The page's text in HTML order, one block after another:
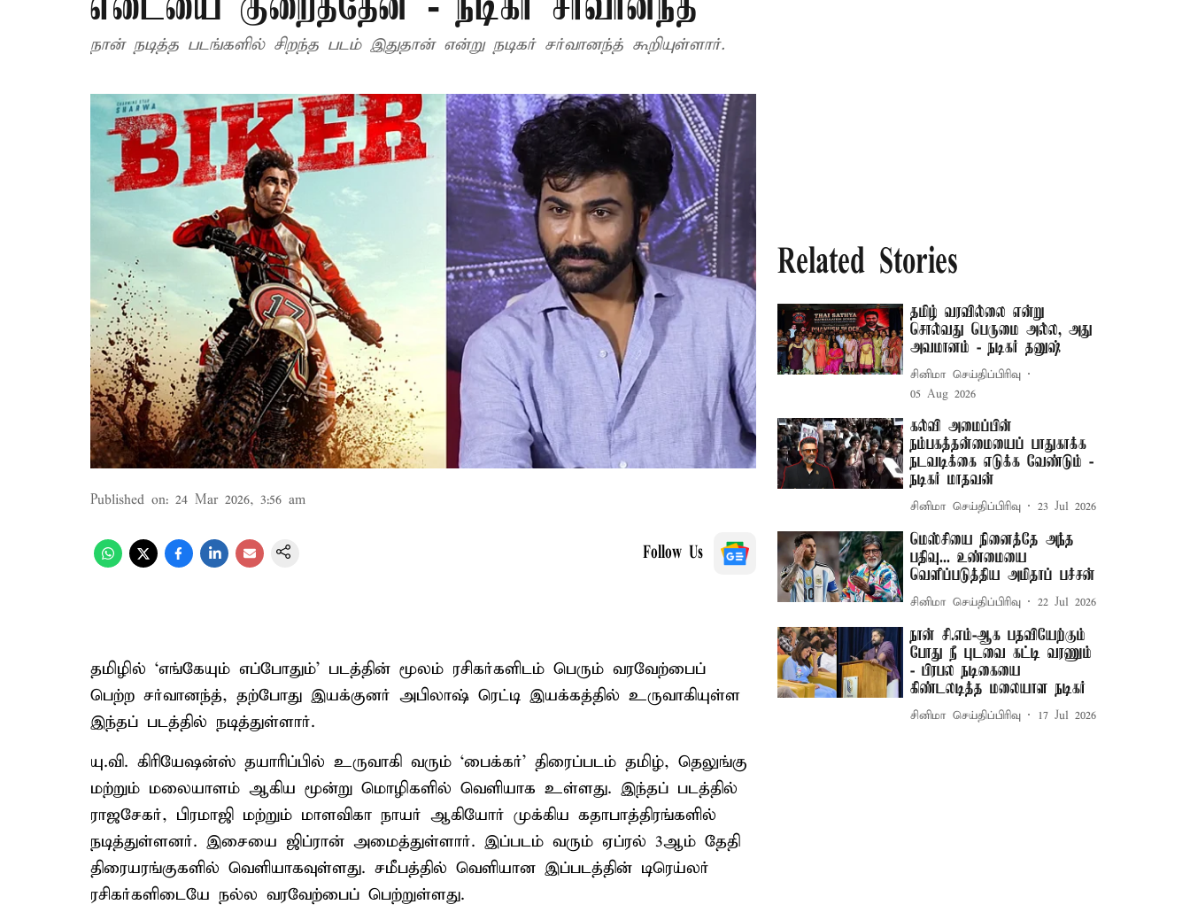
நான் நடித்த படங்களில் சிறந்த படம் இதுதான் என்று நடிகர் சர்வானந்த் கூறியுள்ளார்.
Published on: 24 Mar 2026, 3:56 am
Follow Us
தமிழில் ‘எங்கேயும் எப்போதும்’ படத்தின் மூலம் ரசிகர்களிடம் பெரும் வரவேற்பைப்
பெற்ற சர்வானந்த், தற்போது இயக்குனர் அபிலாஷ் ரெட்டி இயக்கத்தில் உருவாகியுள்ள
இந்தப் படத்தில் நடித்துள்ளார்.
யு.வி. கிரியேஷன்ஸ் தயாரிப்பில் உருவாகி வரும் ‘பைக்கர்’ திரைப்படம் தமிழ், தெலுங்கு
மற்றும் மலையாளம் ஆகிய மூன்று மொழிகளில் வெளியாக உள்ளது. இந்தப் படத்தில்
ராஜசேகர், பிரமாஜி மற்றும் மாளவிகா நாயர் ஆகியோர் முக்கிய கதாபாத்திரங்களில்
நடித்துள்ளனர். இசையை ஜிப்ரான் அமைத்துள்ளார். இப்படம் வரும் ஏப்ரல் 3ஆம் தேதி
திரையரங்குகளில் வெளியாகவுள்ளது. சமீபத்தில் வெளியான இப்படத்தின் டிரெய்லர்
ரசிகர்களிடையே நல்ல வரவேற்பைப் பெற்றுள்ளது.
Related Stories
தமிழ் வரவில்லை என்று
சொல்வது பெருமை அல்ல, அது
அவமானம் - நடிகர் தனுஷ்
சினிமா செய்திப்பிரிவு
05 Aug 2026
கல்வி அமைப்பின்
நம்பகத்தன்மையைப் பாதுகாக்க
நடவடிக்கை எடுக்க வேண்டும் -
நடிகர் மாதவன்
சினிமா செய்திப்பிரிவு 23 Jul 2026
மெஸ்சியை நினைத்தே அந்த
பதிவு... உண்மையை
வெளிப்படுத்திய அமிதாப் பச்சன்
சினிமா செய்திப்பிரிவு 22 Jul 2026
நான் சி.எம்-ஆக பதவியேற்கும்
போது நீ புடவை கட்டி வரணும்
- பிரபல நடிகையை
கிண்டலடித்த மலையாள நடிகர்
சினிமா செய்திப்பிரிவு 17 Jul 2026